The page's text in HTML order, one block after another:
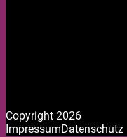
Copyright 2026
ImpressumDatenschutz